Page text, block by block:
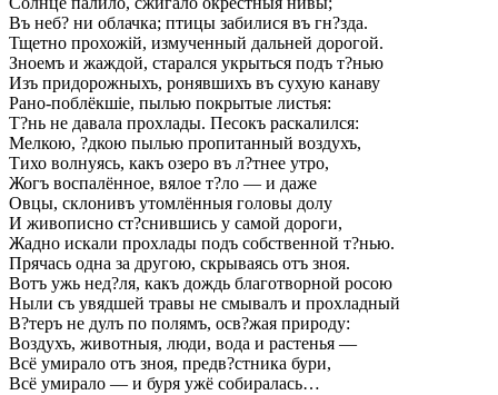
Въ неб? ни облачка; птицы забилися въ гн?зда.
Тщетно прохожій, измученный дальней дорогой.
Зноемъ и жаждой, старался укрыться подъ т?нью
Изъ придорожныхъ, ронявшихъ въ сухую канаву
Рано-поблёкшіе, пылью покрытые листья:
Т?нь не давала прохлады. Песокъ раскалился:
Мелкою, ?дкою пылью пропитанный воздухъ,
Тихо волнуясь, какъ озеро въ л?тнее утро,
Жогъ воспалённое, вялое т?ло — и даже
Овцы, склонивъ утомлённыя головы долу
И живописно ст?снившись у самой дороги,
Жадно искали прохлады подъ собственной т?нью.
Прячась одна за другою, скрываясь отъ зноя.
Вотъ ужь нед?ля, какъ дождь благотворной росою
Ныли съ увядшей травы не смывалъ и прохладный
В?теръ не дулъ по полямъ, осв?жая природу:
Воздухъ, животныя, люди, вода и растенья —
Всё умирало отъ зноя, предв?стника бури,
Всё умирало — и буря ужё собиралась…